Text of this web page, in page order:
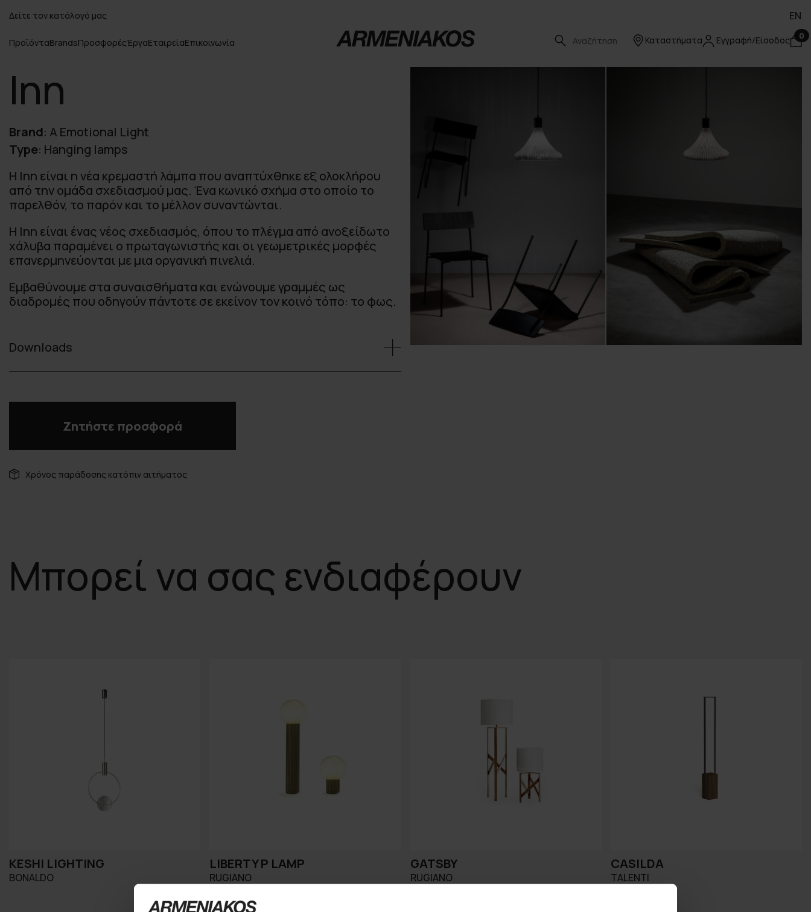
Δείτε τον κατάλογό μας EN
ΠροϊόνταBrandsΠροσφορέςΈργαΕταιρείαΕπικοινωνία Καταστήματα Εγγραφή/Είσοδος 0
Inn
Brand: A Emotional Light
Type: Hanging lamps
Η Inn είναι η νέα κρεμαστή λάμπα που αναπτύχθηκε εξ ολοκλήρου
από την ομάδα σχεδιασμού μας. Ένα κωνικό σχήμα στο οποίο το
παρελθόν, το παρόν και το μέλλον συναντώνται.
Η Inn είναι ένας νέος σχεδιασμός, όπου το πλέγμα από ανοξείδωτο
χάλυβα παραμένει ο πρωταγωνιστής και οι γεωμετρικές μορφές
επανερμηνεύονται με μια οργανική πινελιά.
Εμβαθύνουμε στα συναισθήματα και ενώνουμε γραμμές ως
διαδρομές που οδηγούν πάντοτε σε εκείνον τον κοινό τόπο: το φως.
Downloads
Ζητήστε προσφορά
Χρόνος παράδοσης κατόπιν αιτήματος
Μπορεί να σας ενδιαφέρουν
KESHI LIGHTING
BONALDO
LIBERTY P LAMP
RUGIANO
GATSBY
RUGIANO
CASILDA
TALENTI